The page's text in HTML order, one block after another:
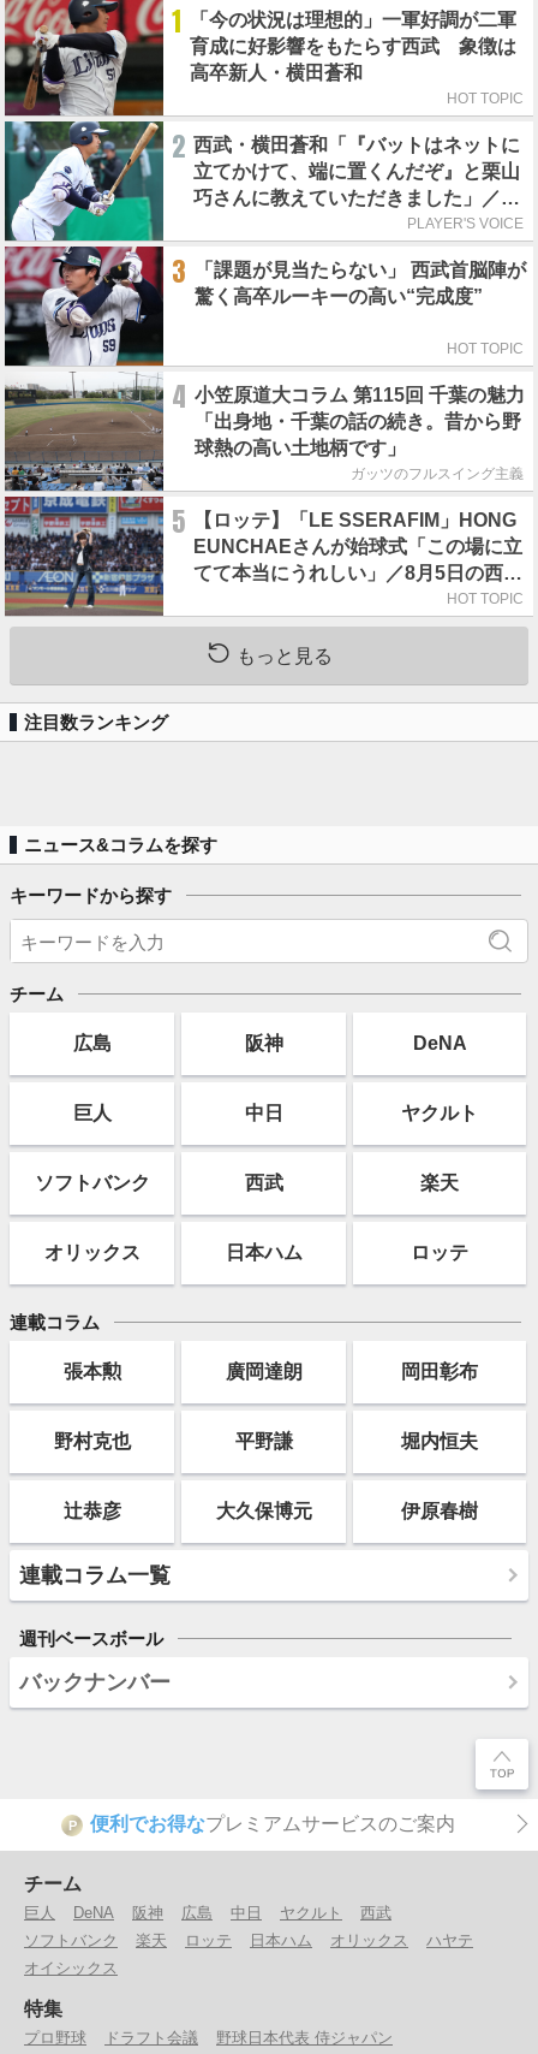
1
「今の状況は理想的」一軍好調が二軍
育成に好影響をもたらす西武 象徴は
高卒新人・横田蒼和
HOT TOPIC
2 西武・横田蒼和「『バットはネットに
立てかけて、端に置くんだぞ』と栗山
巧さんに教えていただきました」／憧
PLAYER'S VOICE
3
「課題が見当たらない」 西武首脳陣が
驚く高卒ルーキーの高い“完成度”
HOT TOPIC
4 小笠原道大コラム 第115回 千葉の魅力
「出身地・千葉の話の続き。昔から野
球熱の高い土地柄です」
ガッツのフルスイング主義
5
【ロッテ】「LE SSERAFIM」HONG
EUNCHAEさんが始球式「この場に立
てて本当にうれしい」／8月5日の西武
HOT TOPIC
もっと見る
注目数ランキング
ニュース&コラムを探す
キーワードから探す
チーム
広島 阪神 DeNA
巨人 中日 ヤクルト
ソフトバンク 西武 楽天
オリックス 日本ハム ロッテ
連載コラム
張本勲 廣岡達朗 岡田彰布
野村克也 平野謙 堀内恒夫
辻恭彦 大久保博元 伊原春樹
連載コラム一覧
週刊ベースボール
バックナンバー
P 便利でお得なプレミアムサービスのご案内
チーム
巨人 DeNA 阪神 広島 中日 ヤクルト
西武
ソフトバンク
楽天 ロッテ 日本ハム オリックス
ハヤテ
オイシックス
特集
プロ野球 ドラフト会議 野球日本代表 侍ジャパン